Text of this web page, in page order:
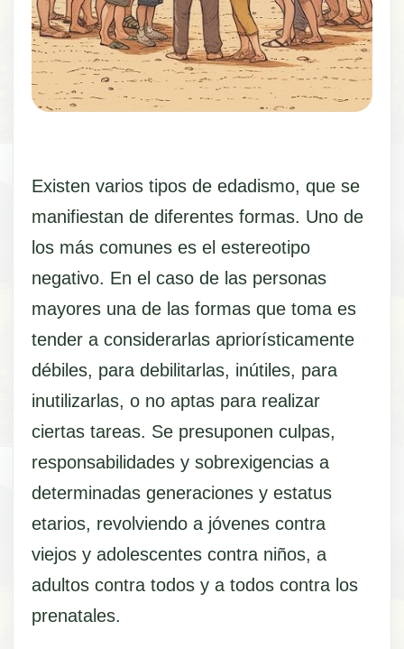
Existen varios tipos de edadismo, que se
manifiestan de diferentes formas. Uno de
los más comunes es el estereotipo
negativo. En el caso de las personas
mayores una de las formas que toma es
tender a considerarlas apriorísticamente
débiles, para debilitarlas, inútiles, para
inutilizarlas, o no aptas para realizar
ciertas tareas. Se presuponen culpas,
responsabilidades y sobrexigencias a
determinadas generaciones y estatus
etarios, revolviendo a jóvenes contra
viejos y adolescentes contra niños, a
adultos contra todos y a todos contra los
prenatales.